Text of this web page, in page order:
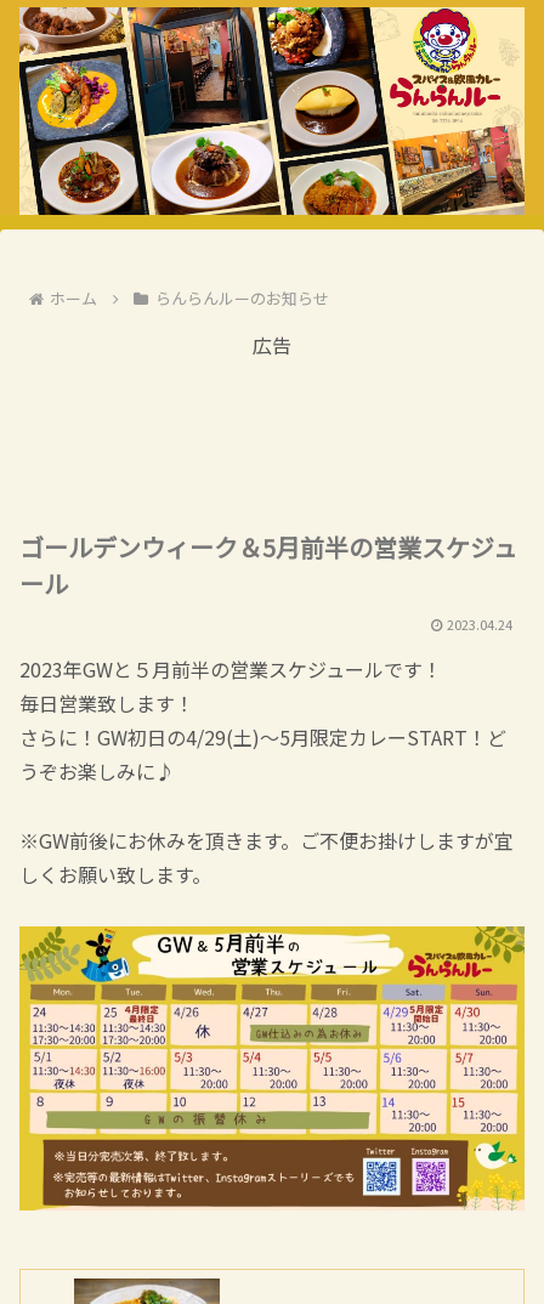
ホーム らんらんルーのお知らせ
広告
ゴールデンウィーク＆5月前半の営業スケジュ
ール
2023.04.24
2023年GWと５月前半の営業スケジュールです！
毎日営業致します！
さらに！GW初日の4/29(土)～5月限定カレーSTART！ど
うぞお楽しみに♪
※GW前後にお休みを頂きます。ご不便お掛けしますが宜
しくお願い致します。